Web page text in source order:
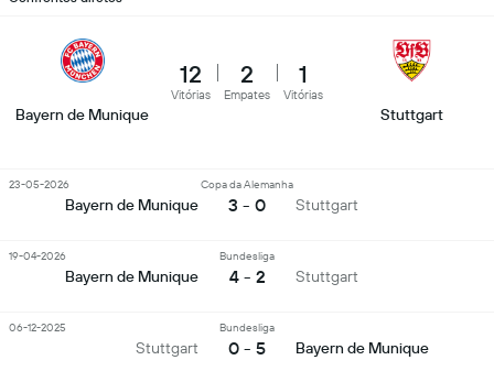
Bayern de Munique
12
Vitórias
2
Empates
1
Vitórias
Stuttgart
Bayern de Munique
Copa da Alemanha
3 - 0 Stuttgart
23-05-2026
Bayern de Munique
Bundesliga
4 - 2 Stuttgart
19-04-2026
Stuttgart
Bundesliga
0 - 5 Bayern de Munique
06-12-2025